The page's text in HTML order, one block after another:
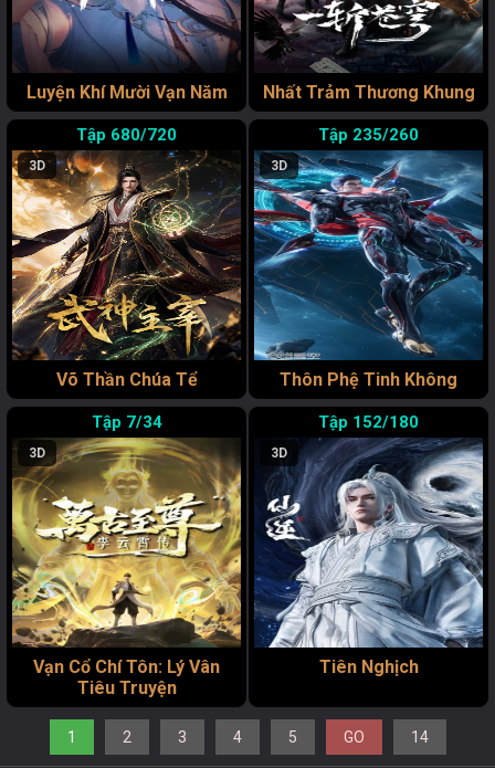
Luyện Khí Mười Vạn Năm Nhất Trảm Thương Khung
680/720
3D
Võ Thần Chúa Tể
235/260
3D
Thôn Phệ Tinh Không
7/34
3D
Vạn Cổ Chí Tôn: Lý Vân
Tiêu Truyện
152/180
3D
Tiên Nghịch
1 2 3 4 5 GO 14